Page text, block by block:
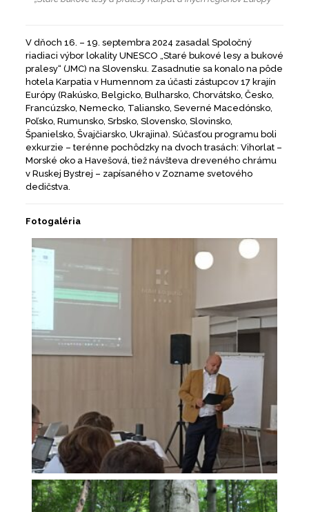
V dňoch 16. – 19. septembra 2024 zasadal Spoločný
riadiaci výbor lokality UNESCO „Staré bukové lesy a bukové
pralesy“ (JMC) na Slovensku. Zasadnutie sa konalo na pôde
hotela Karpatia v Humennom za účasti zástupcov 17 krajín
Európy (Rakúsko, Belgicko, Bulharsko, Chorvátsko, Česko,
Francúzsko, Nemecko, Taliansko, Severné Macedónsko,
Poľsko, Rumunsko, Srbsko, Slovensko, Slovinsko,
Španielsko, Švajčiarsko, Ukrajina). Súčasťou programu boli
exkurzie – terénne pochôdzky na dvoch trasách: Vihorlat –
Morské oko a Havešová, tiež návšteva dreveného chrámu
v Ruskej Bystrej – zapísaného v Zozname svetového
dedičstva.
Fotogaléria